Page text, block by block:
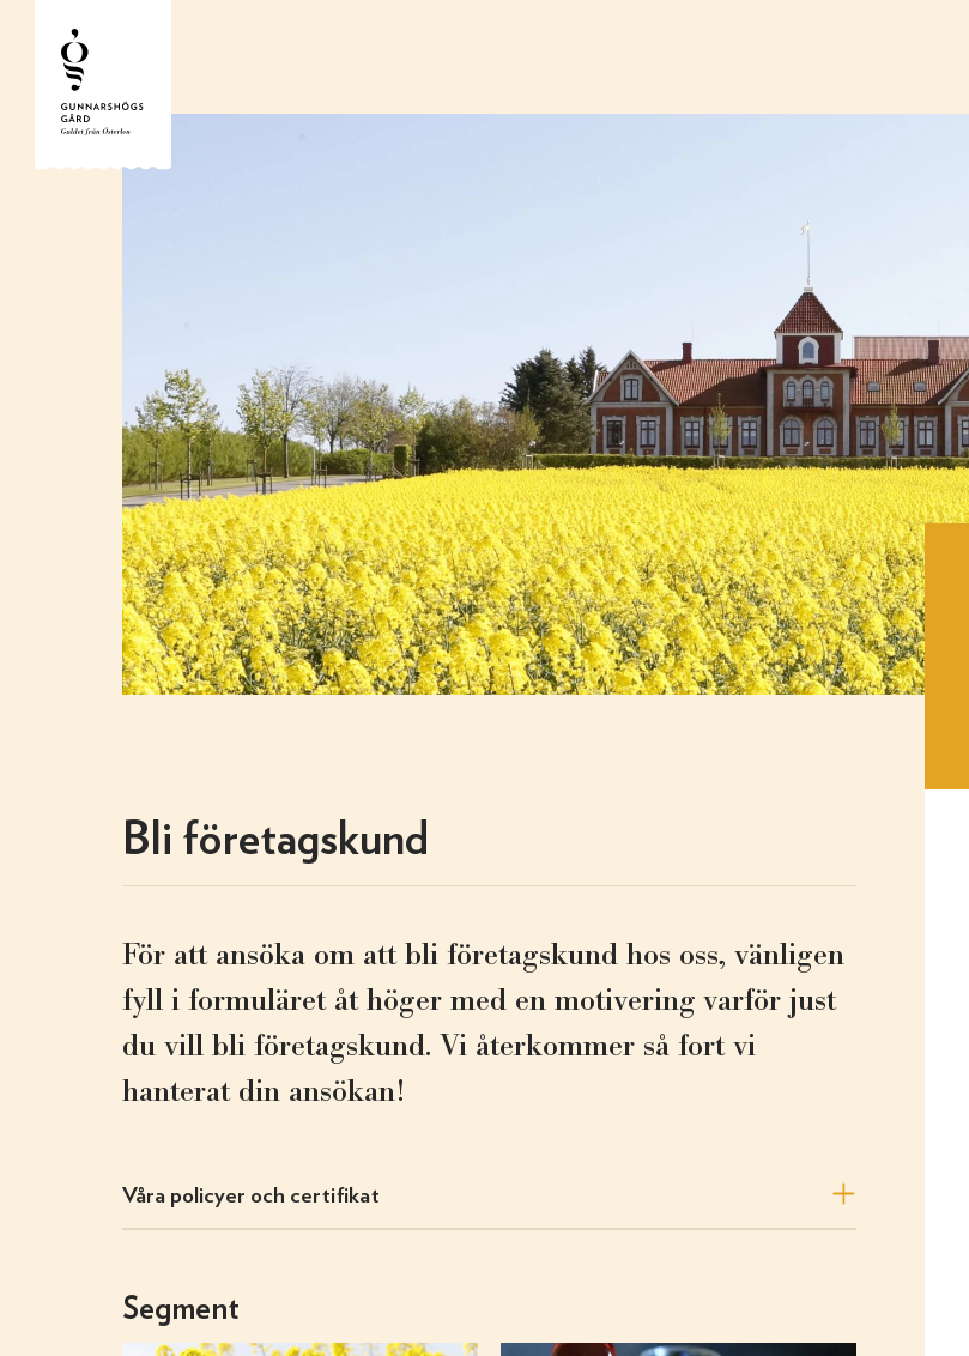
Bli företagskund
För att ansöka om att bli företagskund hos oss, vänligen
fyll i formuläret åt höger med en motivering varför just
du vill bli företagskund. Vi återkommer så fort vi
hanterat din ansökan!
Våra policyer och certifikat
Segment